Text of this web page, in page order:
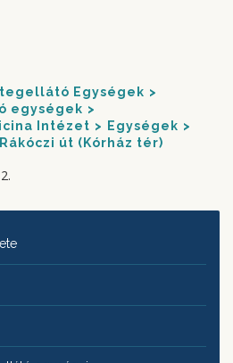
Egységek
egységek
Intézet
Egységek
út (Kórház tér)